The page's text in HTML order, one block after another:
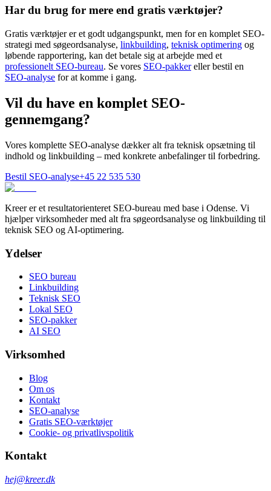
Har du brug for mere end gratis værktøjer?
Gratis værktøjer er et godt udgangspunkt, men for en komplet SEO-
strategi med søgeordsanalyse, linkbuilding, teknisk optimering og
løbende rapportering, kan det betale sig at arbejde med et
professionelt SEO-bureau. Se vores SEO-pakkereller bestil en
SEO-analyse for at komme i gang.
Vil du have en komplet SEO-
gennemgang?
Vores komplette SEO-analyse dækker alt fra teknisk opsætning til
indhold og linkbuilding – med konkrete anbefalinger til forbedring.
Bestil SEO-analyse+45 22 535 530
Kreer er et resultatorienteret SEO-bureau med base i Odense. Vi
hjælper virksomheder med alt fra søgeordsanalyse og linkbuilding til
teknisk SEO og AI-optimering.
Ydelser
SEO bureau
Linkbuilding
Teknisk SEO
Lokal SEO
SEO-pakker
AI SEO
Virksomhed
Blog
Om os
Kontakt
SEO-analyse
Gratis SEO-værktøjer
Cookie- og privatlivspolitik
Kontakt
hej@kreer.dk